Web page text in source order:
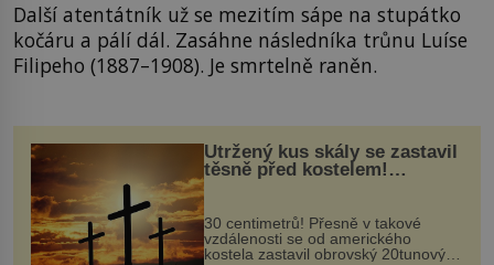
Další atentátník už se mezitím sápe na stupátko
kočáru a pálí dál. Zasáhne následníka trůnu Luíse
Filipeho (1887–1908). Je smrtelně raněn.
Utržený kus skály se zastavil
těsně před kostelem!
Ochránila ho boží síla?
30 centimetrů! Přesně v takové
vzdálenosti se od amerického
kostela zastavil obrovský 20tunový